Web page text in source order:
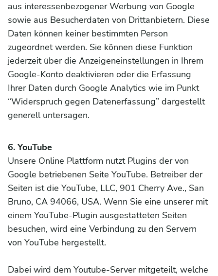
aus interessenbezogener Werbung von Google
sowie aus Besucherdaten von Drittanbietern. Diese
Daten können keiner bestimmten Person
zugeordnet werden. Sie können diese Funktion
jederzeit über die Anzeigeneinstellungen in Ihrem
Google-Konto deaktivieren oder die Erfassung
Ihrer Daten durch Google Analytics wie im Punkt
“Widerspruch gegen Datenerfassung” dargestellt
generell untersagen.
6. YouTube
Unsere Online Plattform nutzt Plugins der von
Google betriebenen Seite YouTube. Betreiber der
Seiten ist die YouTube, LLC, 901 Cherry Ave., San
Bruno, CA 94066, USA. Wenn Sie eine unserer mit
einem YouTube-Plugin ausgestatteten Seiten
besuchen, wird eine Verbindung zu den Servern
von YouTube hergestellt.
Dabei wird dem Youtube-Server mitgeteilt, welche